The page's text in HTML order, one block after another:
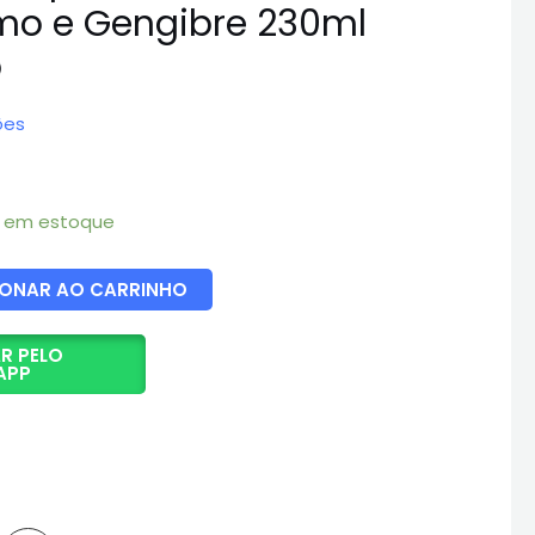
e Gengibre 230ml
em estoque
AO CARRINHO
PELO